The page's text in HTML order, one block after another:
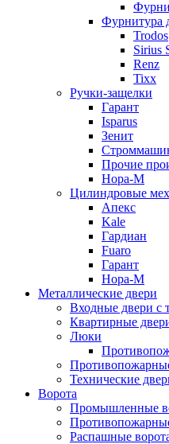
Фурнитура
Trodos
Sirius
Renz
Tixx
Ручки-защелки
Гарант
Isparus
Зенит
Прочие
Нора-М
Цилиндровые
Апекс
Kale
Гардиан
Fuaro
Гарант
Нора-М
Металлические двери
Входные двери с
Квартирные
Люки
Технические
Ворота
Промышленные
Распашные